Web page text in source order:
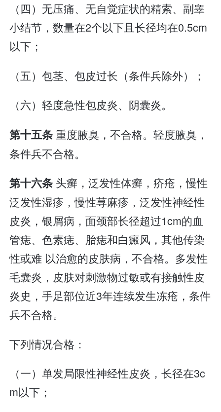
（四）无压痛、无自觉症状的精索、副睾
小结节，数量在2个以下且长径均在0.5cm
以下；
（五）包茎、包皮过长（条件兵除外）；
（六）轻度急性包皮炎、阴囊炎。
第十五条重度腋臭，不合格。轻度腋臭，
条件兵不合格。
第十六条 头癣，泛发性体癣，疥疮，慢性
泛发性湿疹，慢性荨麻疹，泛发性神经性
皮炎，银屑病，面颈部长径超过1cm的血
管痣、色素痣、胎痣和白癜风，其他传染
性或难 以治愈的皮肤病，不合格。多发性
毛囊炎，皮肤对刺激物过敏或有接触性皮
炎史，手足部位近3年连续发生冻疮，条件
兵不合格。
下列情况合格：
（一）单发局限性神经性皮炎，长径在3c
m以下；